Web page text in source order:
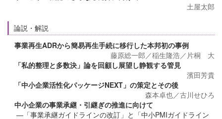
土屋太郎
論説・解説
事業再生ADRから簡易再生手続に移行した本邦初の事例
藤原総一郎／稲生隆浩／片桐 大
「私的整理と多数決」論を回顧し展望し静観する管見
濱田芳貴
「中小企業活性化パッケージNEXT」の策定とその後
森本卓也／古川せひろ
中小企業の事業承継・引継ぎの推進に向けて
―「事業承継ガイドラインの改訂」と「中小PMIガイドライン